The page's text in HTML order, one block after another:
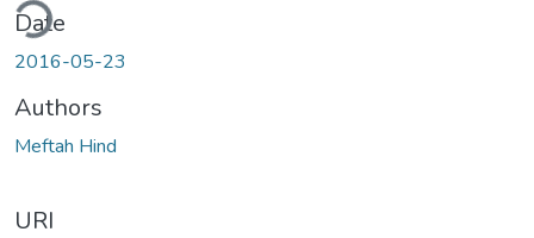
Date
2016-05-23
Authors
Meftah Hind
URI